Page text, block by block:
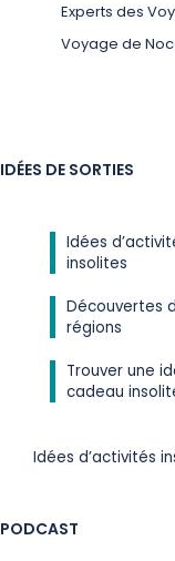
Experts des
Voyage de
IDÉES DE SORTIES
Idées
insolites
Découvertes
régions
Trouver une
cadeau
Idées d’activités
PODCAST